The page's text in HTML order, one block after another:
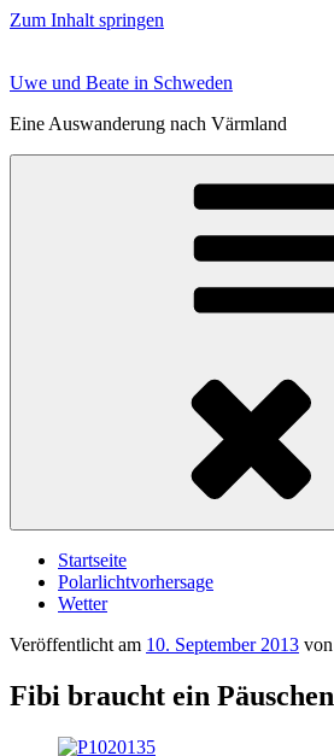
Zum Inhalt springen
Uwe und Beate in Schweden
Eine Auswanderung nach Värmland
Startseite
Polarlichtvorhersage
Wetter
Veröffentlicht am 10. September 2013 von
Fibi braucht ein Päuschen